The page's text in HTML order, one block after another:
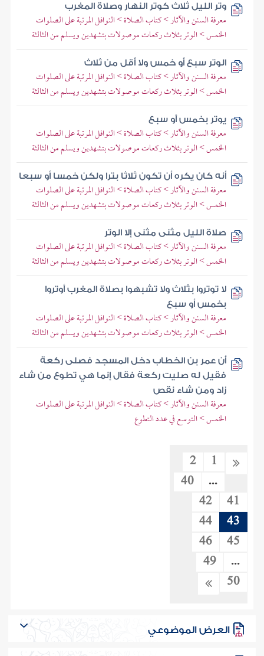
وتر الليل ثلاث كوتر النهار وصلاة المغرب
معرفة السنن والآثار > كتاب الصلاة > النوافل المرتبة على الصلوات
الخمس > الوتر بثلاث ركعات موصولات بتشهدين ويسلم من الثالثة
الوتر سبع أو خمس ولا أقل من ثلاث
معرفة السنن والآثار > كتاب الصلاة > النوافل المرتبة على الصلوات
الخمس > الوتر بثلاث ركعات موصولات بتشهدين ويسلم من الثالثة
يوتر بخمس أو سبع
معرفة السنن والآثار > كتاب الصلاة > النوافل المرتبة على الصلوات
الخمس > الوتر بثلاث ركعات موصولات بتشهدين ويسلم من الثالثة
أنه كان يكره أن تكون ثلاثا بترا ولكن خمسا أو سبعا
معرفة السنن والآثار > كتاب الصلاة > النوافل المرتبة على الصلوات
الخمس > الوتر بثلاث ركعات موصولات بتشهدين ويسلم من الثالثة
صلاة الليل مثنى مثنى إلا الوتر
معرفة السنن والآثار > كتاب الصلاة > النوافل المرتبة على الصلوات
الخمس > الوتر بثلاث ركعات موصولات بتشهدين ويسلم من الثالثة
لا توتروا بثلاث ولا تشبهوا بصلاة المغرب أوتروا
بخمس أو سبع
معرفة السنن والآثار > كتاب الصلاة > النوافل المرتبة على الصلوات
الخمس > الوتر بثلاث ركعات موصولات بتشهدين ويسلم من الثالثة
أن عمر بن الخطاب دخل المسجد فصلى ركعة
فقيل له صليت ركعة فقال إنما هي تطوع من شاء
زاد ومن شاء نقص
معرفة السنن والآثار > كتاب الصلاة > النوافل المرتبة على الصلوات
الخمس > التوسع في عدد التطوع
1
2
...
40
41
42
43
44
45
46
...
49
50
العرض الموضوعي